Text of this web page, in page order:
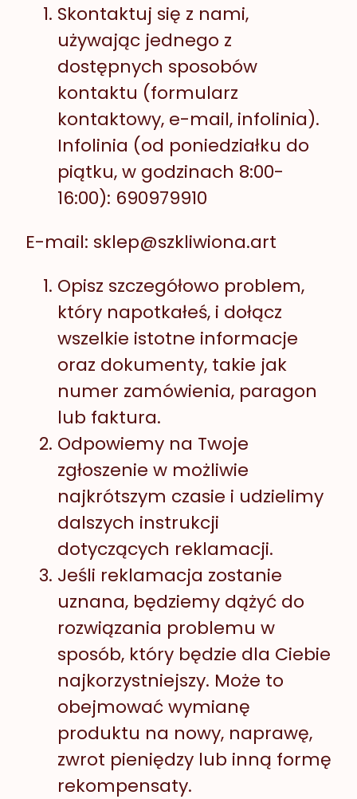
Skontaktuj się z nami,
używając jednego z
dostępnych sposobów
kontaktu (formularz
kontaktowy, e-mail, infolinia).
Infolinia (od poniedziałku do
piątku, w godzinach 8:00-
16:00): 690979910
E-mail: sklep@szkliwiona.art
Opisz szczegółowo problem,
który napotkałeś, i dołącz
wszelkie istotne informacje
oraz dokumenty, takie jak
numer zamówienia, paragon
lub faktura.
Odpowiemy na Twoje
zgłoszenie w możliwie
najkrótszym czasie i udzielimy
dalszych instrukcji
dotyczących reklamacji.
Jeśli reklamacja zostanie
uznana, będziemy dążyć do
rozwiązania problemu w
sposób, który będzie dla Ciebie
najkorzystniejszy. Może to
obejmować wymianę
produktu na nowy, naprawę,
zwrot pieniędzy lub inną formę
rekompensaty.